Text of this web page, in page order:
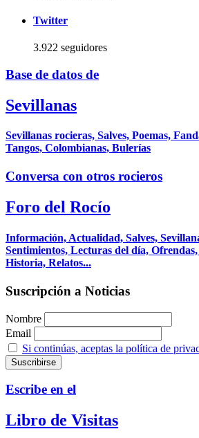
Twitter
3.922 seguidores
Base de datos de
Sevillanas
Sevillanas rocieras, Salves, Poemas,
Tangos, Colombianas, Bulerías
Conversa con otros rocieros
Foro del Rocío
Información, Actualidad, Salves,
Sentimientos, Lecturas del día,
Historia, Relatos...
Suscripción a Noticias
Nombre
Email
Si continúas, aceptas la política de
Escribe en el
Libro de Visitas